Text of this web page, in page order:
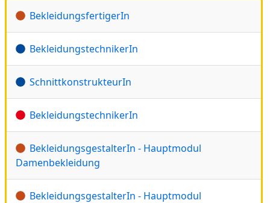
BekleidungsfertigerIn
BekleidungstechnikerIn
SchnittkonstrukteurIn
BekleidungstechnikerIn
BekleidungsgestalterIn - Hauptmodul
Damenbekleidung
BekleidungsgestalterIn - Hauptmodul